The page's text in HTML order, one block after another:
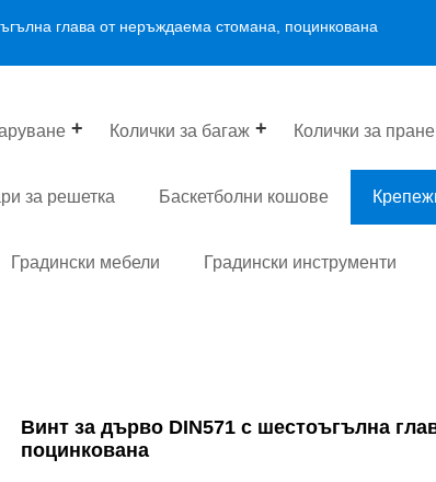
глава от неръждаема стомана, поцинкована
Колички за багаж Колички за пране
за решетка Баскетболни кошове
Градински мебели Градински инструменти
Винт за дърво DIN571 с шестоъгълна
поцинкована